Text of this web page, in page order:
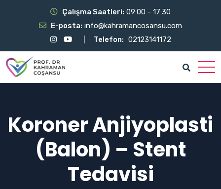
Çalışma Saatleri: 09:00 - 17:30
E-posta: info@kahramancosansu.com
Telefon: 02123141172
Koroner Anjiyoplasti
(Balon) – Stent
Tedavisi